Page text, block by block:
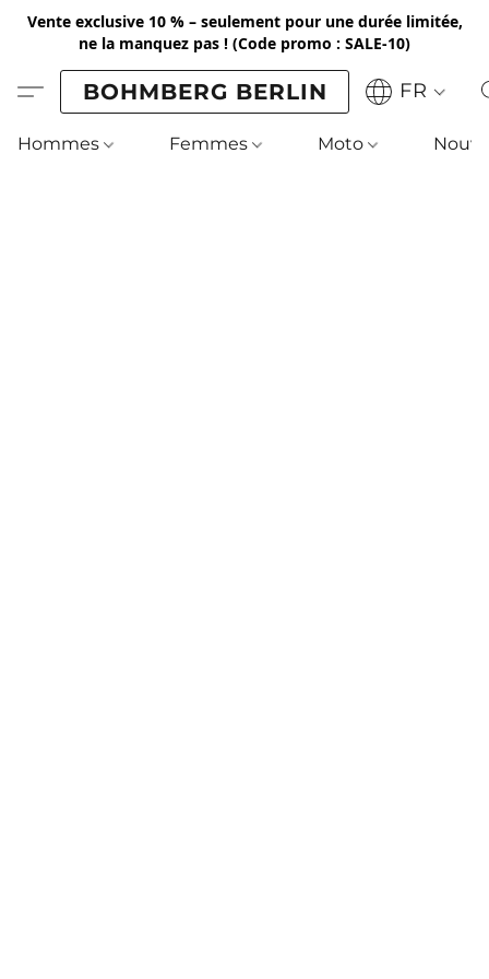
Vente exclusive 10 % – seulement pour une durée limitée,
ne la manquez pas ! (Code promo : SALE-10)
BOHMBERG BERLIN FR
Hommes Femmes Moto